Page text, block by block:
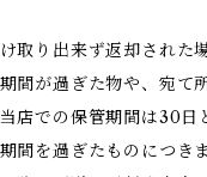
け取り出来ず返却された
間が過ぎた物や、宛て
店での保管期間は30日
間を過ぎたものにつき